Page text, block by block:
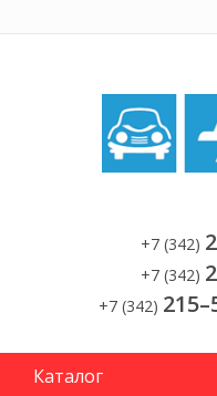
+7 (342)
+7 (342)
+7 (342)
Каталог